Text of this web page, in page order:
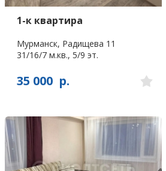
1-к квартира
Мурманск, Радищева 11
31/16/7 м.кв., 5/9 эт.
35 000 р.